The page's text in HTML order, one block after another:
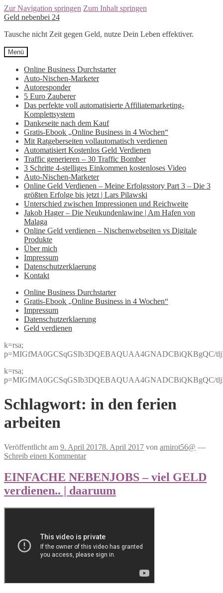
Zur Navigation springen Zum Inhalt springen
Geld nebenbei 24
Tausche nicht Zeit gegen Geld, nutze Dein Leben effektiver.
Menü
Online Business Durchstarter
Auto-Nischen-Marketer
Autoresponder
5 Euro Zauberer
Das perfekte voll automatisierte Affiliatemarketing-
Komplettsystem
Dankeseite nach dem Kauf
Gratis-Ebook „Online Business in 4 Wochen“
Mit Ratgeberseiten vollautomatisch verdienen
Automatisiert Kostenlos Geld Verdienen
Traffic generieren – 30 Traffic Bomber
3 Schritte 4-stelliges Einkommen kostenloses Video
Auto-Nischen-Marketer
Online Geld Verdienen – Meine Erfolgsstory Part 3 – Die 3
größten Erfolge bis jetzt | Lars Pilawski
Unterschied zwischen Impressionen und Reichweite
Jakob Hager – Die Neukundenlawine | Am Hafen von
Malaga
Online Geld verdienen – Nischenwebseiten vs Digitale
Produkte
Über mich
Impressum
Datenschutzerklaerung
Kontakt
Online Business Durchstarter
Gratis-Ebook „Online Business in 4 Wochen“
Impressum
Datenschutzerklaerung
Geld verdienen
k=rsa;
p=MIGfMA0GCSqGSIb3DQEBAQUAA4GNADCBiQKBgQC/
k=rsa;
p=MIGfMA0GCSqGSIb3DQEBAQUAA4GNADCBiQKBgQC/
Schlagwort: in den ferien
arbeiten
Veröffentlicht am 9. April 20178. April 2017 von arnirot56@ —
Schreib einen Kommentar
EINFACHE NEBENJOBS – viel GELD
verdienen.. | daaruum